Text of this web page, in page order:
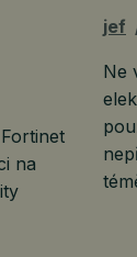
na
jef
Ne